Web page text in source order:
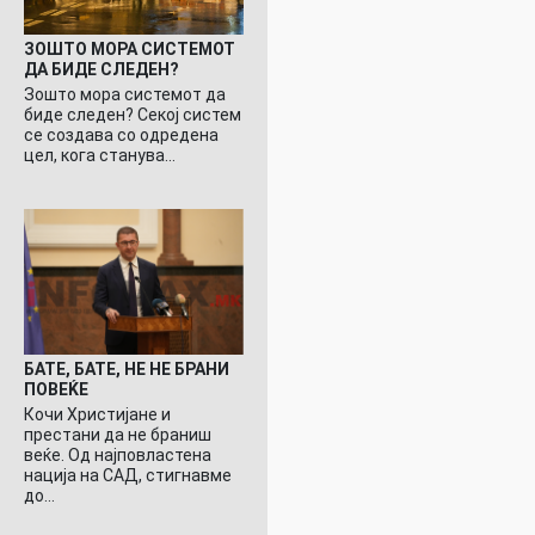
ЗОШТО МОРА СИСТЕМОТ
ДА БИДЕ СЛЕДЕН?
Зошто мора системот да
биде следен? Секој систем
се создава со одредена
цел, кога станува…
БАТЕ, БАТЕ, НЕ НЕ БРАНИ
ПОВЕЌЕ
Кочи Христијане и
престани да не браниш
веќе. Од најповластена
нација на САД, стигнавме
до…